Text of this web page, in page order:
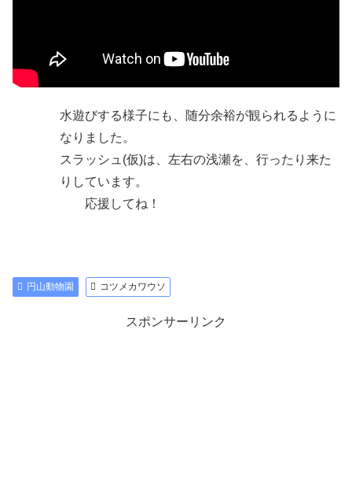
水遊びする様子にも、随分余裕が観られるように
なりました。
スラッシュ(仮)は、左右の浅瀬を、行ったり来た
りしています。
応援してね！
円山動物園 コツメカワウソ
スポンサーリンク